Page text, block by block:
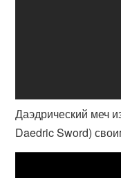
Даэдрический меч
Daedric Sword)